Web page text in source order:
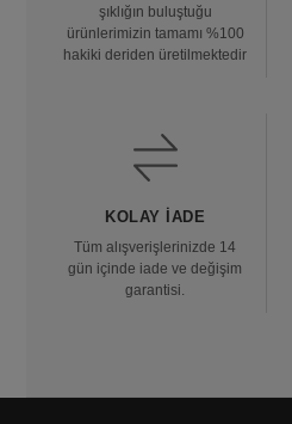
şıklığın buluştuğu
ürünlerimizin tamamı %100
hakiki deriden üretilmektedir
KOLAY İADE
Tüm alışverişlerinizde 14
gün içinde iade ve değişim
garantisi.